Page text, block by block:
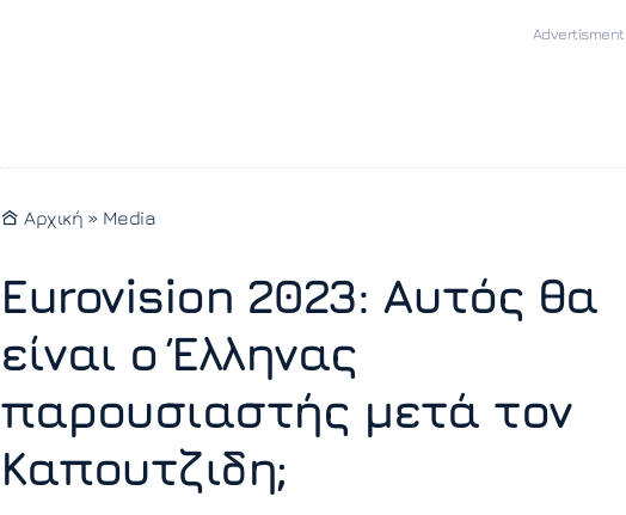
Αρχική » Media
Eurovision 2023: Αυτός θα
είναι ο Έλληνας
παρουσιαστής μετά τον
Καπουτζιδη;